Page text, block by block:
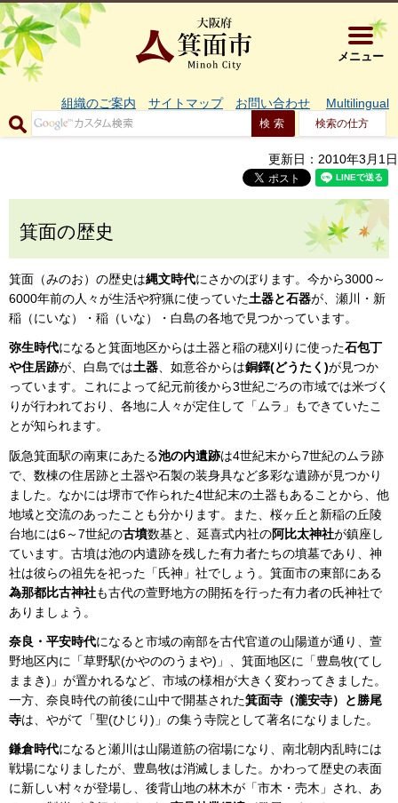
大阪府箕
メニュー
組織のご案内 サイトマップ お問い合わせ Multilingual
検索の仕方
更新日：2010年3月1日
箕面の歴史
箕面（みのお）の歴史は縄文時代にさかのぼります。今から3000～
6000年前の人々が生活や狩猟に使っていた土器と石器が、瀬川・新
稲（にいな）・稲（いな）・白島の各地で見つかっています。
弥生時代になると箕面地区からは土器と稲の穂刈りに使った石包丁
や住居跡が、白島では土器、如意谷からは銅鐸(どうたく)が見つか
っています。これによって紀元前後から3世紀ごろの市域では米づく
りが行われており、各地に人々が定住して「ムラ」もできていたこ
とが知られます。
阪急箕面駅の南東にあたる池の内遺跡は4世紀末から7世紀のムラ跡
で、数棟の住居跡と土器や石製の装身具など多彩な遺跡が見つかり
ました。なかには堺市で作られた4世紀末の土器もあることから、他
地域と交流のあったことも分かります。また、桜ヶ丘と新稲の丘陵
台地には6～7世紀の古墳数基と、延喜式内社の阿比太神社が鎮座し
ています。古墳は池の内遺跡を残した有力者たちの墳墓であり、神
社は彼らの祖先を祀った「氏神」社でしょう。箕面市の東部にある
為那都比古神社も古代の萱野地方の開拓を行った有力者の氏神社で
ありましょう。
奈良・平安時代になると市域の南部を古代官道の山陽道が通り、萱
野地区内に「草野駅(かやののうまや)」、箕面地区に「豊島牧(てし
ままき)」が置かれるなど、市域の様相が大きく変わってきました。
一方、奈良時代の前後に山中で開基された箕面寺（瀧安寺）と勝尾
寺は、やがて「聖(ひじり)」の集う寺院として著名になりました。
鎌倉時代になると瀬川は山陽道筋の宿場になり、南北朝内乱時には
戦場になりましたが、豊島牧は消滅しました。かわって歴史の表面
に新しい村々が登場し、後背山地の林木が「市木・売木」され、あ